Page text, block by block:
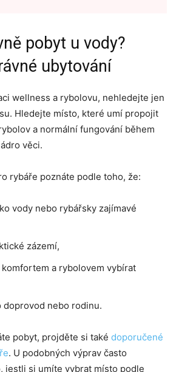
pobyt u vody?
ubytování
wellness a rybolovu, nehledejte jen
Hledejte místo, které umí propojit
a normální fungování během
věci.
rybáře poznáte podle toho, že:
vody nebo rybářsky zajímavé
zázemí,
a rybolovem vybírat
doprovod nebo rodinu.
pobyt, projděte si také doporučené
. U podobných výprav často
jestli si umíte vybrat místo podle